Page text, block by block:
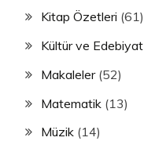
Kitap Özetleri (61)
Kültür ve Edebiyat
Makaleler(52)
Matematik (13)
Müzik (14)